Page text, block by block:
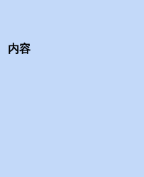
内容